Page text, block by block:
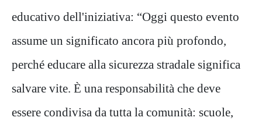
educativo dell'iniziativa: “Oggi questo evento
assume un significato ancora più profondo,
perché educare alla sicurezza stradale significa
salvare vite. È una responsabilità che deve
essere condivisa da tutta la comunità: scuole,